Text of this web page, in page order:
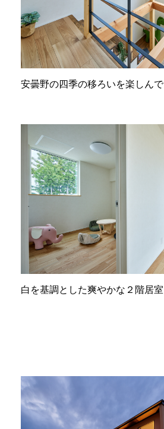
安曇野の四季の移ろいを楽しんで
白を基調とした爽やかな２階居室